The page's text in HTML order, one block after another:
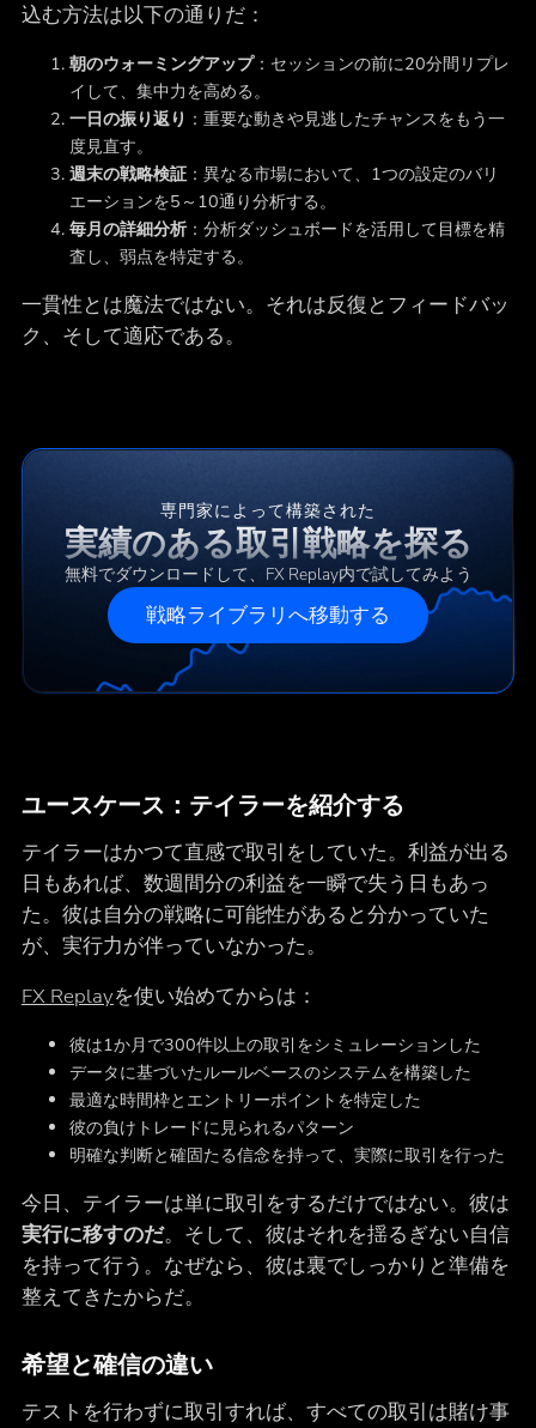
込む方法は以下の通りだ：
朝のウォーミングアップ：セッションの前に20分間リプレ
イして、集中力を高める。
一日の振り返り ：重要な動きや見逃したチャンスをもう一
度見直す。
週末の戦略検証：異なる市場において、1つの設定のバリ
エーションを5～10通り分析する。
毎月の詳細分析：分析ダッシュボードを活用して目標を精
査し、弱点を特定する。
一貫性とは魔法ではない。それは反復とフィードバッ
ク、そして適応である。
専門家によって構築された
実績のある取引戦略を探る
無料でダウンロードして、FX Replay内で試してみよう
戦略ライブラリへ移動する
ユースケース：テイラーを紹介する
テイラーはかつて直感で取引をしていた。利益が出る
日もあれば、数週間分の利益を一瞬で失う日もあっ
た。彼は自分の戦略に可能性があると分かっていた
が、実行力が伴っていなかった。
FX Replayを使い始めてからは：
彼は1か月で300件以上の取引をシミュレーションした
データに基づいたルールベースのシステムを構築した
最適な時間枠とエントリーポイントを特定した
彼の負けトレードに見られるパターン
明確な判断と確固たる信念を持って、実際に取引を行った
今日、テイラーは単に取引をするだけではない。彼は
実行に移すのだ。そして、彼はそれを揺るぎない自信
を持って行う。なぜなら、彼は裏でしっかりと準備を
整えてきたからだ。
希望と確信の違い
テストを行わずに取引すれば、すべての取引は賭け事